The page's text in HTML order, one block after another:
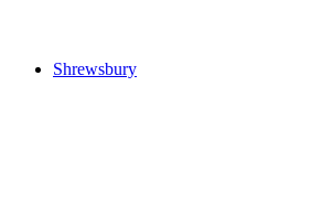
Shrewsbury